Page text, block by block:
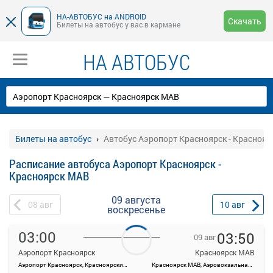
НА-АВТОБУС на ANDROID
Билеты на автобус у вас в кармане
Скачать
НА АВТОБУС
Билеты на автобус Автобус Аэропорт Красноярск -
Расписание автобуса Аэропорт Красноярск -
Красноярск МАВ
08 авг 09 августа
воскресенье 10авг
03:00
Аэропорт Красноярск
Аэропорт Красноярск, Красноярский край, Емельяновский район, а/э Емельяново
09 авг03:50
Красноярск МАВ
Красноярск МАВ, Аэровокзальная ул., 22
На данной странице вы можете ознакомиться с расписанием и